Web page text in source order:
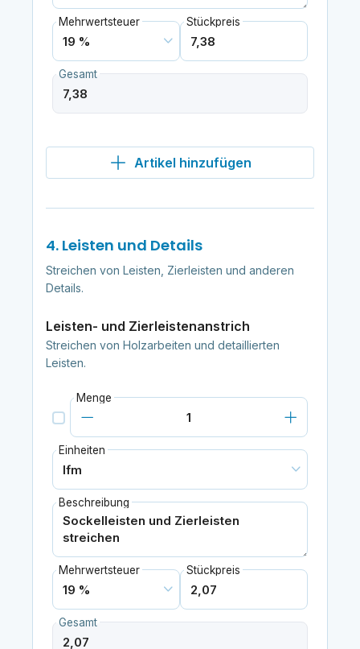
Mehrwertsteuer Stückpreis
Gesamt
Artikel hinzufügen
4. Leisten und Details
Streichen von Leisten, Zierleisten und anderen
Details.
Leisten- und Zierleistenanstrich
Streichen von Holzarbeiten und detaillierten
Leisten.
Menge
Einheiten
Beschreibung
Mehrwertsteuer Stückpreis
Gesamt